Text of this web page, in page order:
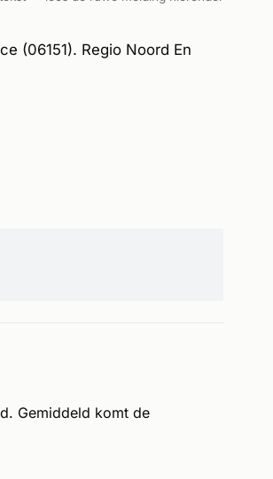
(06151). Regio Noord En
Gemiddeld komt de